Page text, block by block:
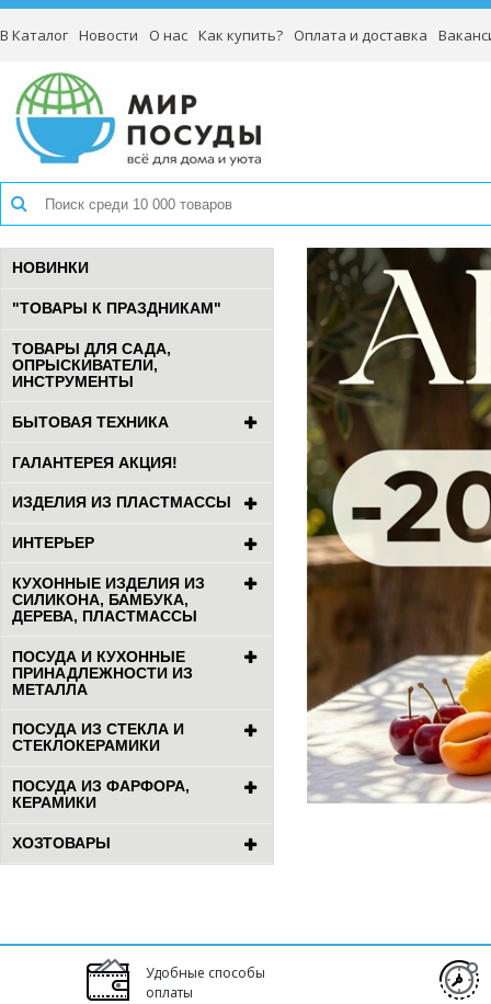
В Каталог Новости О нас Как купить? Оплата и доставка
НОВИНКИ
"ТОВАРЫ К ПРАЗДНИКАМ"
ТОВАРЫ ДЛЯ САДА,
ОПРЫСКИВАТЕЛИ,
ИНСТРУМЕНТЫ
БЫТОВАЯ ТЕХНИКА
ГАЛАНТЕРЕЯ АКЦИЯ!
ИЗДЕЛИЯ ИЗ ПЛАСТМАССЫ
ИНТЕРЬЕР
КУХОННЫЕ ИЗДЕЛИЯ ИЗ
СИЛИКОНА, БАМБУКА,
ДЕРЕВА, ПЛАСТМАССЫ
ПОСУДА И КУХОННЫЕ
ПРИНАДЛЕЖНОСТИ ИЗ
МЕТАЛЛА
ПОСУДА ИЗ СТЕКЛА И
СТЕКЛОКЕРАМИКИ
ПОСУДА ИЗ ФАРФОРА,
КЕРАМИКИ
ХОЗТОВАРЫ
Удобные способы
оплаты